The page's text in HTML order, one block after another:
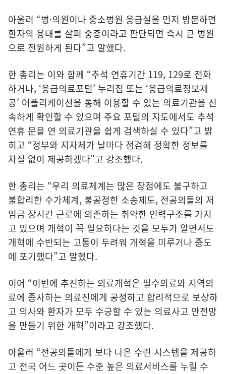
아울러 “병·의원이나 중소병원 응급실을 먼저 방문하면
환자의 용태를 살펴 중증이라고 판단되면 즉시 큰 병원
으로 전원하게 된다”고 말했다.
한 총리는 이와 함께 “추석 연휴기간 119, 129로 전화
하거나, ‘응급의료포털’ 누리집 또는 ‘응급의료정보제
공’ 어플리케이션을 통해 이용할 수 있는 의료기관을 신
속하게 확인할 수 있으며 주요 포털의 지도에서도 추석
연휴 문을 연 의료기관을 쉽게 검색하실 수 있다”고 밝
히고 “정부와 지자체가 날마다 점검해 정확한 정보를
차질 없이 제공하겠다”고 강조했다.
한 총리는 “우리 의료체계는 많은 장점에도 불구하고
불합리한 수가체계, 불공정한 소송제도, 전공의들의 저
임금 장시간 근로에 의존하는 취약한 인력구조를 가지
고 있으며 개혁이 꼭 필요하다는 것을 모두가 알면서도
개혁에 수반되는 고통이 두려워 개혁을 미루거나 중도
에 포기했다”고 말했다.
이어 “이번에 추진하는 의료개혁은 필수의료와 지역의
료에 종사하는 의료진에게 공정하고 합리적으로 보상하
고 의사와 환자가 모두 수긍할 수 있는 의료사고 안전망
을 만들기 위한 개혁”이라고 강조했다.
아울러 “전공의들에게 보다 나은 수련 시스템을 제공하
고 전국 어느 곳이든 수준 높은 의료서비스를 누릴 수